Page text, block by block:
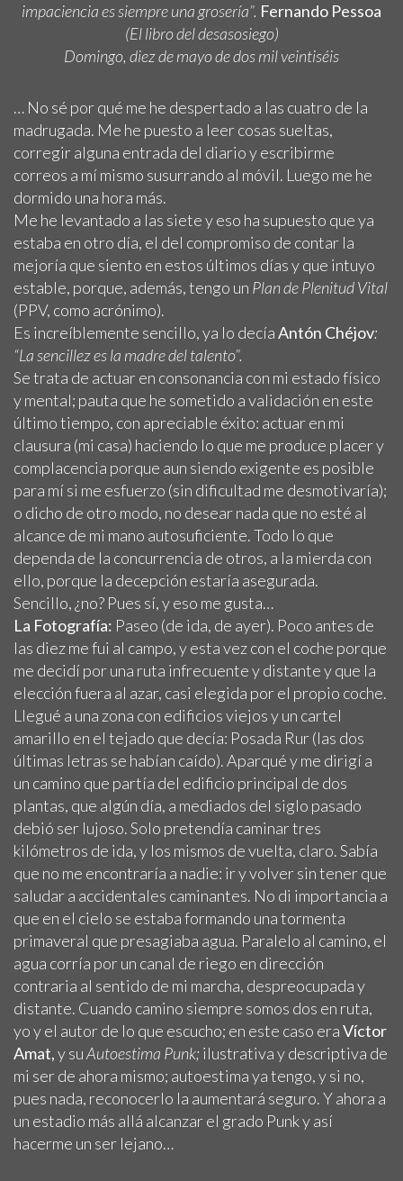
impaciencia es siempre una grosería”. Fernando Pessoa
(El libro del desasosiego)
Domingo, diez de mayo de dos mil veintiséis
… No sé por qué me he despertado a las cuatro de la
madrugada. Me he puesto a leer cosas sueltas,
corregir alguna entrada del diario y escribirme
correos a mí mismo susurrando al móvil. Luego me he
dormido una hora más.
Me he levantado a las siete y eso ha supuesto que ya
estaba en otro día, el del compromiso de contar la
mejoría que siento en estos últimos días y que intuyo
estable, porque, además, tengo un Plan de Plenitud Vital
(PPV, como acrónimo).
Es increíblemente sencillo, ya lo decíaAntón Chéjov:
“La sencillez es la madre del talento”.
Se trata de actuar en consonancia con mi estado físico
y mental; pauta que he sometido a validación en este
último tiempo, con apreciable éxito: actuar en mi
clausura (mi casa) haciendo lo que me produce placer y
complacencia porque aun siendo exigente es posible
para mí si me esfuerzo (sin dificultad me desmotivaría);
o dicho de otro modo, no desear nada que no esté al
alcance de mi mano autosuficiente. Todo lo que
dependa de la concurrencia de otros, a la mierda con
ello, porque la decepción estaría asegurada.
Sencillo, ¿no? Pues sí, y eso me gusta…
La Fotografía: Paseo (de ida, de ayer). Poco antes de
las diez me fui al campo, y esta vez con el coche porque
me decidí por una ruta infrecuente y distante y que la
elección fuera al azar, casi elegida por el propio coche.
Llegué a una zona con edificios viejos y un cartel
amarillo en el tejado que decía: Posada Rur (las dos
últimas letras se habían caído). Aparqué y me dirigí a
un camino que partía del edificio principal de dos
plantas, que algún día, a mediados del siglo pasado
debió ser lujoso. Solo pretendía caminar tres
kilómetros de ida, y los mismos de vuelta, claro. Sabía
que no me encontraría a nadie: ir y volver sin tener que
saludar a accidentales caminantes. No di importancia a
que en el cielo se estaba formando una tormenta
primaveral que presagiaba agua. Paralelo al camino, el
agua corría por un canal de riego en dirección
contraria al sentido de mi marcha, despreocupada y
distante. Cuando camino siempre somos dos en ruta,
yo y el autor de lo que escucho; en este caso eraVíctor
Amat,y suAutoestima Punk; ilustrativa y descriptiva de
mi ser de ahora mismo; autoestima ya tengo, y si no,
pues nada, reconocerlo la aumentará seguro. Y ahora a
un estadio más allá alcanzar el grado Punk y así
hacerme un ser lejano…